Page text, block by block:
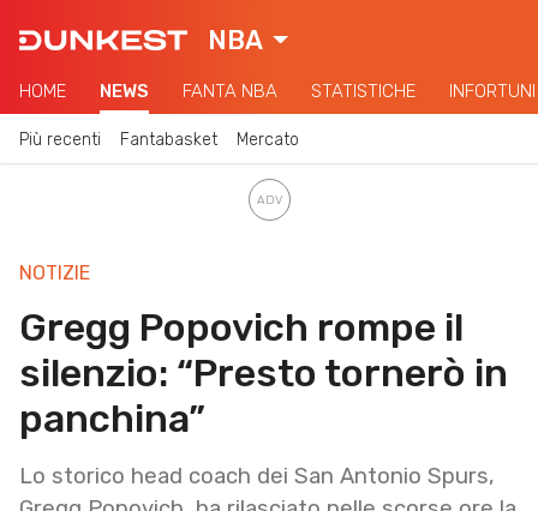
NBA
HOME NEWS FANTA NBA STATISTICHE INFORTUNI
Più recenti Fantabasket Mercato
NOTIZIE
Gregg Popovich rompe il
silenzio: “Presto tornerò in
panchina”
Lo storico head coach dei San Antonio Spurs,